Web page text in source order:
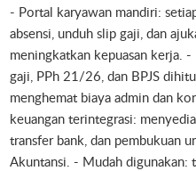
- Portal karyawan mandiri:
absensi, unduh slip gaji, dan
meningkatkan kepuasan kerja.
gaji, PPh 21/26, dan BPJS
menghemat biaya admin dan
keuangan terintegrasi:
transfer bank, dan pembukuan
Akuntansi. - Mudah digunakan: